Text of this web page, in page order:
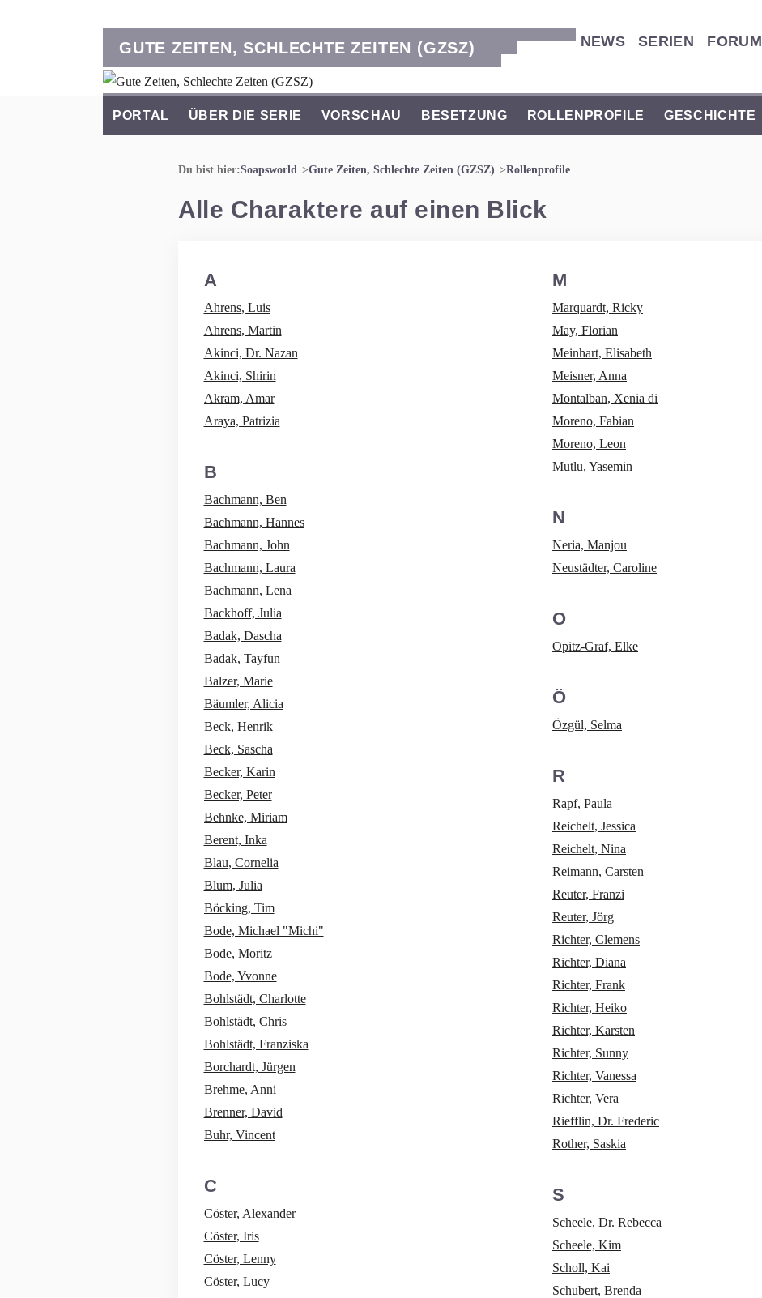
NEWS SERIEN FORUM
GUTE ZEITEN, SCHLECHTE ZEITEN (GZSZ)
PORTAL ÜBER DIE SERIE VORSCHAU BESETZUNG ROLLENPROFILE GESCHICHTE
Du bist hier:Soapsworld Gute Zeiten, Schlechte Zeiten (GZSZ) Rollenprofile
Alle Charaktere auf einen Blick
A
Ahrens, Luis
Ahrens, Martin
Akinci, Dr. Nazan
Akinci, Shirin
Akram, Amar
Araya, Patrizia
B
Bachmann, Ben
Bachmann, Hannes
Bachmann, John
Bachmann, Laura
Bachmann, Lena
Backhoff, Julia
Badak, Dascha
Badak, Tayfun
Balzer, Marie
Bäumler, Alicia
Beck, Henrik
Beck, Sascha
Becker, Karin
Becker, Peter
Behnke, Miriam
Berent, Inka
Blau, Cornelia
Blum, Julia
Böcking, Tim
Bode, Michael "Michi"
Bode, Moritz
Bode, Yvonne
Bohlstädt, Charlotte
Bohlstädt, Chris
Bohlstädt, Franziska
Borchardt, Jürgen
Brehme, Anni
Brenner, David
Buhr, Vincent
C
Cöster, Alexander
Cöster, Iris
Cöster, Lenny
Cöster, Lucy
M
Marquardt, Ricky
May, Florian
Meinhart, Elisabeth
Meisner, Anna
Montalban, Xenia di
Moreno, Fabian
Moreno, Leon
Mutlu, Yasemin
N
Neria, Manjou
Neustädter, Caroline
O
Opitz-Graf, Elke
Ö
Özgül, Selma
R
Rapf, Paula
Reichelt, Jessica
Reichelt, Nina
Reimann, Carsten
Reuter, Franzi
Reuter, Jörg
Richter, Clemens
Richter, Diana
Richter, Frank
Richter, Heiko
Richter, Karsten
Richter, Sunny
Richter, Vanessa
Richter, Vera
Riefflin, Dr. Frederic
Rother, Saskia
S
Scheele, Dr. Rebecca
Scheele, Kim
Scholl, Kai
Schubert, Brenda